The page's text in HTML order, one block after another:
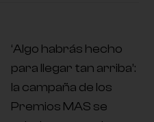
‘Algo habrás hecho
para llegar tan arriba’:
la campaña de los
Premios MAS se